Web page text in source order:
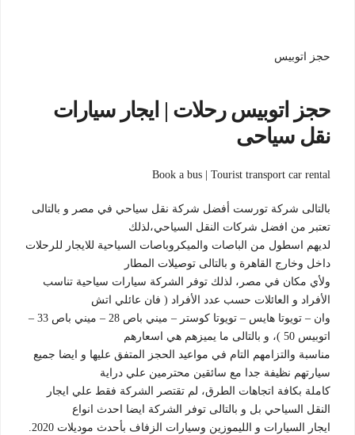
حجز اتوبيس
حجز اتوبيس رحلات | ايجار سيارات
نقل سياحى
Book a bus | Tourist transport car rental
بالتالى شركة تورست أفضل شركة نقل سياحي في مصر و بالتالى
تعتبر من افضل شركات النقل السياحي،لذلك
لديهم اسطول من الباصات والميكروباصات السياحية للايجار للرحلات
داخل وخارج القاهرة و بالتالى توصيلات المطار
ولأي مكان في مصر، لذلك توفر الشركة سيارات سياحية تناسب
الأفراد و العائلات حسب عدد الأفراد ( فان عائلي اتش
وان – تويوتا هايس – تويوتا كوستر – ميني باص 28 – ميني باص 33 –
اتوبيس 50 )، و بالتالى ما يميزهم هي اسعارهم
مناسبة والتزامهم التام في مواعيد الحجز المتفق عليها و ايضا جميع
سيارتهم نظيفة جدا مع سائقين محترمين علي دراية
كاملة بكافة اتجاهات الطرق، لم تقتصر الشركة فقط علي ايجار
النقل السياحي بل و بالتالى توفر الشركة ايضا احدث انواع
ايجار السيارات و الليموزين وسيارات الزفاف بأحدث موديلات 2020.